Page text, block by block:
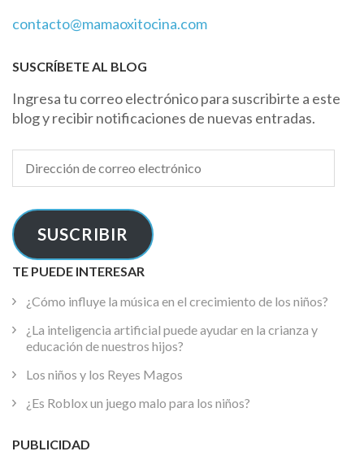
contacto@mamaoxitocina.com
SUSCRÍBETE AL BLOG
Ingresa tu correo electrónico para suscribirte a este
blog y recibir notificaciones de nuevas entradas.
de
electrónico
SUSCRIBIR
TE PUEDE INTERESAR
¿Cómo influye la música en el crecimiento de los niños?
¿La inteligencia artificial puede ayudar en la crianza y
educación de nuestros hijos?
Los niños y los Reyes Magos
¿Es Roblox un juego malo para los niños?
PUBLICIDAD